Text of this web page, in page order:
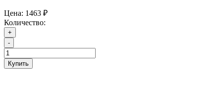
Цена: 1463 ₽
Количество:
+
-
Купить